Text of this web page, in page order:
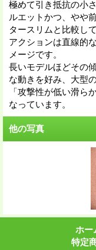
極めて引き抵抗の小
ルエットかつ、やや
タースリムと比較し
アクションは直線的
メージです。
長いモデルほどその
な動きを好み、大型
「攻撃性が低い滑ら
なっています。
他の写真
ホー
特定